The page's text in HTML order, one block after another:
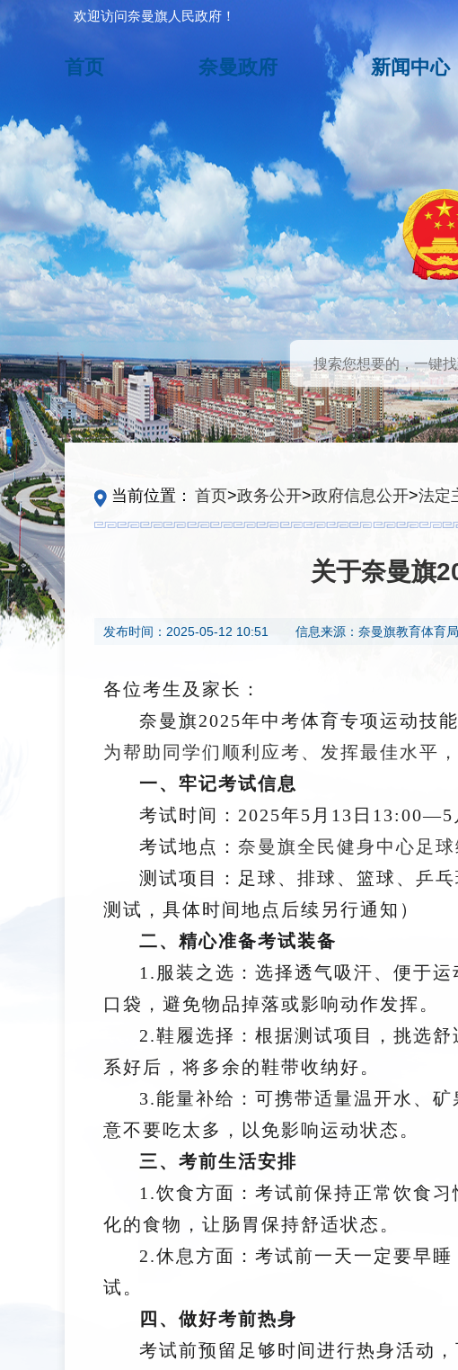
欢迎访问奈曼旗人民政府！
首页 奈曼政府 新闻中心
当前位置： 首页>政务公开>政府信息公开>法定
关于奈曼旗
发布时间： 2025-05-12 10:51 信息来源： 奈曼旗教育体育局
各位考生及家长：
奈曼旗2025年中考体育专项运动技
为帮助同学们顺利应考、发挥最佳水平
一、牢记考试信息
考试时间：2025年5月13日
考试地点： 奈曼旗全民健身中心足
测试项目：足球、排球、篮球、乒
测试，具体时间地点后续另行通知）
二、精心准备考试装备
1.服装之选：选择透气吸汗、便于
口袋，避免物品掉落或影响动作发挥。
2.鞋履选择：根据测试项目，挑选
系好后，将多余的鞋带收纳好。
3.能量补给：可携带适量温开水、
意不要吃太多，以免影响运动状态。
三、考前生活安排
1.饮食方面：考试前保持正常饮食
化的食物，让肠胃保持舒适状态。
2.休息方面：考试前一天一定要早
试。
四、做好考前热身
考试前预留足够时间进行热身活动